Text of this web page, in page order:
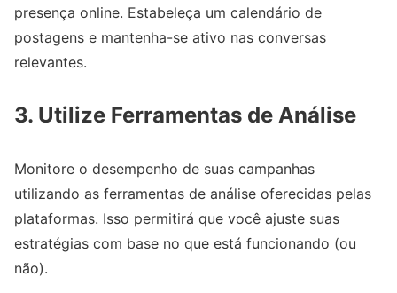
presença online. Estabeleça um calendário de
postagens e mantenha-se ativo nas conversas
relevantes.
3. Utilize Ferramentas de Análise
Monitore o desempenho de suas campanhas
utilizando as ferramentas de análise oferecidas pelas
plataformas. Isso permitirá que você ajuste suas
estratégias com base no que está funcionando (ou
não).